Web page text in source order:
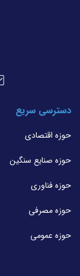
دسترسی سریع
حوزه اقتصادی
حوزه صنایع سنگین
حوزه فناوری
حوزه مصرفی
حوزه عمومی